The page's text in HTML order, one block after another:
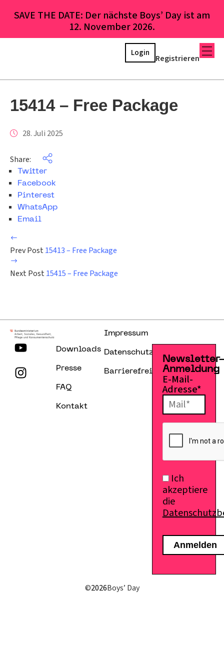
SAVE THE DATE: Der nächste Boys’ Day ist am
12. November 2026.
Registrieren
Login
15414 – Free Package
28. Juli 2025
Share:
Twitter
Facebook
Pinterest
WhatsApp
Email
Prev Post 15413 – Free Package
Next Post 15415 – Free Package
Downloads
Presse
FAQ
Kontakt
Impressum
Datenschutzerklärung
Barrierefreiheitserklärung
Anmeldung
E-Mail-
Adresse*
Ich
akzeptiere
die
©2026Boys’ Day